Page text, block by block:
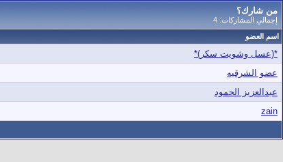
من شارك؟
إجمالي المشاركات: 4
اسم العضو
*(عسل وشويت سكر)*
عضو الشرقيه
عبدالعزيز الحمود
zain